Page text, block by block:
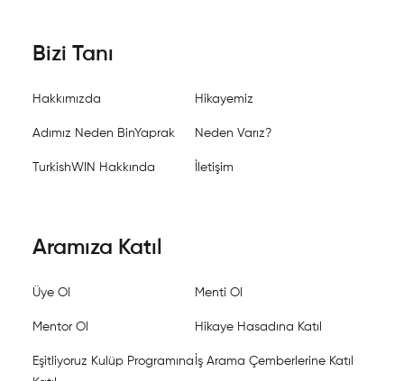
Bizi Tanı
Hakkımızda Hikayemiz
Adımız Neden BinYaprak Neden Varız?
TurkishWIN Hakkında İletişim
Aramıza Katıl
Üye Ol Menti Ol
Mentor Ol Hikaye Hasadına Katıl
Eşitliyoruz Kulüp Programına İş Arama Çemberlerine Katıl